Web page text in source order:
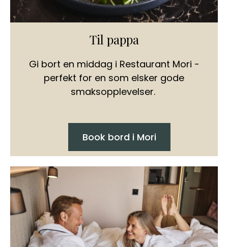
Til pappa
Gi bort en middag i Restaurant Mori -
perfekt for en som elsker gode
smaksopplevelser.
Book bord i Mori